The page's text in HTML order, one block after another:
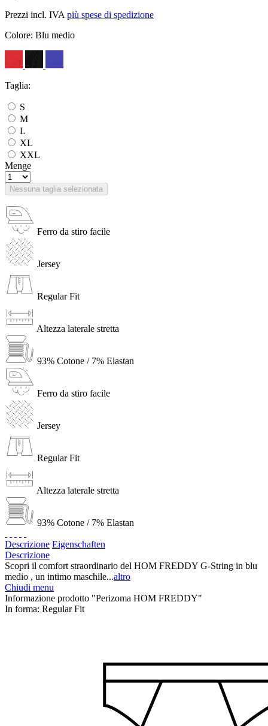
Prezzi incl. IVA più spese di spedizione
Colore: Blu medio
Taglia:
S
M
L
XL
XXL
Menge
Nessuna taglia selezionata
Ferro da stiro facile
Jersey
Regular Fit
Altezza laterale stretta
93% Cotone / 7% Elastan
Ferro da stiro facile
Jersey
Regular Fit
Altezza laterale stretta
93% Cotone / 7% Elastan
Descrizione Eigenschaften
Descrizione
Scopri il comfort straordinario del HOM FREDDY G-String in blu
medio , un intimo maschile...altro
Chiudi menu
Informazione prodotto "Perizoma HOM FREDDY"
In forma: Regular Fit